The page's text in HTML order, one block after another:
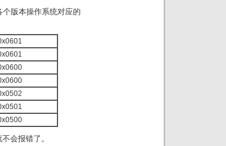
版本操作系统对应的
会报错了。